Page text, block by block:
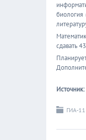
сдавать
Источник:
ГИА-11